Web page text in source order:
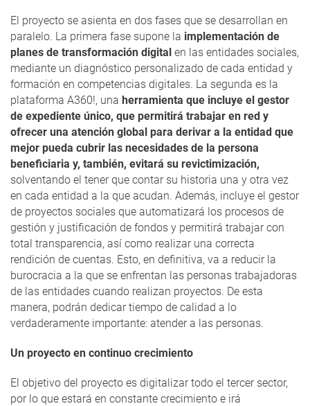
El proyecto se asienta en dos fases que se desarrollan en
paralelo. La primera fase supone la implementación de
planes de transformación digital en las entidades sociales,
mediante un diagnóstico personalizado de cada entidad y
formación en competencias digitales. La segunda es la
plataforma A360!, una herramienta que incluye el gestor
de expediente único, que permitirá trabajar en red y
ofrecer una atención global para derivar a la entidad que
mejor pueda cubrir las necesidades de la persona
beneficiaria y, también, evitará su revictimización,
solventando el tener que contar su historia una y otra vez
en cada entidad a la que acudan. Además, incluye el gestor
de proyectos sociales que automatizará los procesos de
gestión y justificación de fondos y permitirá trabajar con
total transparencia, así como realizar una correcta
rendición de cuentas. Esto, en definitiva, va a reducir la
burocracia a la que se enfrentan las personas trabajadoras
de las entidades cuando realizan proyectos. De esta
manera, podrán dedicar tiempo de calidad a lo
verdaderamente importante: atender a las personas.
Un proyecto en continuo crecimiento
El objetivo del proyecto es digitalizar todo el tercer sector,
por lo que estará en constante crecimiento e irá